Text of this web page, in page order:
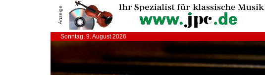
Anzeige
Sonntag, 9. August 2026